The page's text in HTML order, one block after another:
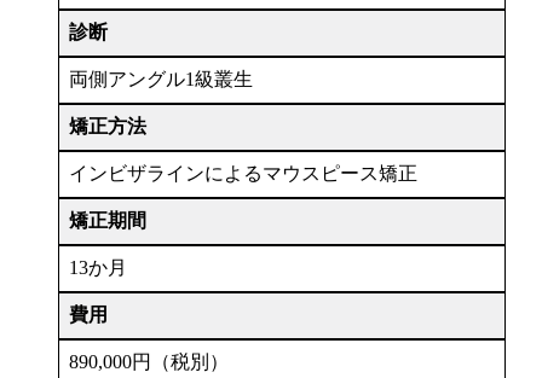
診断
両側アングル1級叢生
矯正方法
インビザラインによるマウスピース矯正
矯正期間
13か月
費用
890,000円（税別）